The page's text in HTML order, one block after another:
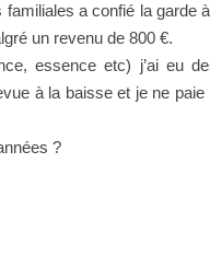
a confié la garde
un revenu de 800 €.
essence etc) j’ai eu
à la baisse et je ne paie
?